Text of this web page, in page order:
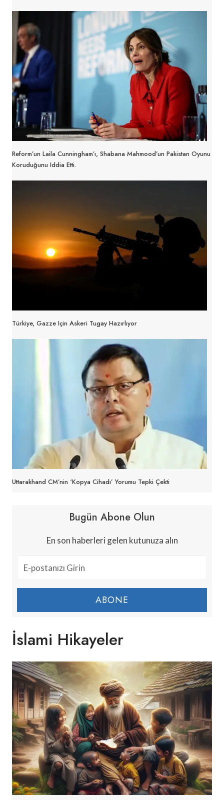
Reform’un Laila Cunningham’ı, Shabana Mahmood’un Pakistan Oyunu
Koruduğunu Iddia Etti.
Türkiye, Gazze Için Askeri Tugay Hazırlıyor
Uttarakhand CM’nin ‘kopya Cihadı’ Yorumu Tepki Çekti
Bugün Abone Olun
En son haberleri gelen kutunuza alın
ABONE
İslami Hikayeler